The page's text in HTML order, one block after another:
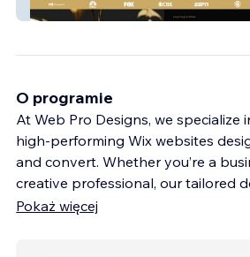
King Penguin Media
O programie
At Web Pro Designs, we specialize
high-performing Wix websites
and convert. Whether you’re a
creative professional, our tailored
Pokaż więcej